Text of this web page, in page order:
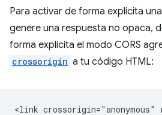
Para activar de forma explícita una
genere una respuesta no opaca,
forma explícita el modo CORS
crossorigin a tu código HTML:
<link